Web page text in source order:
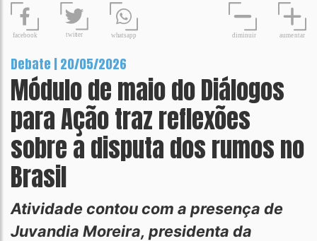
facebook twitter whatsapp diminuir aumentar
Debate | 20/05/2026
Módulo de maio do Diálogos
para Ação traz reflexões
sobre a disputa dos rumos no
Brasil
Atividade contou com a presença de
Juvandia Moreira, presidenta da